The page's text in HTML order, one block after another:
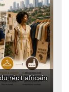
récit africain